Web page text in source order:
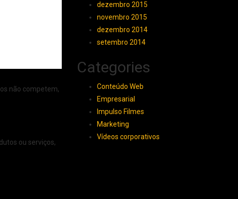
não competem,
ou serviços,
dezembro 2015
novembro 2015
dezembro 2014
setembro 2014
Categories
Conteúdo Web
Empresarial
Impulso Filmes
Marketing
Vídeos corporativos